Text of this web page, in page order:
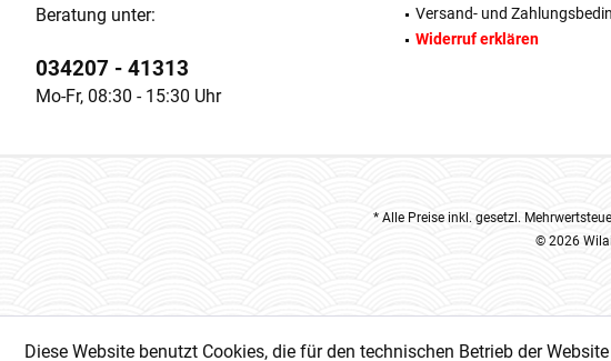
Beratung unter:
034207 - 41313
Mo-Fr, 08:30 - 15:30 Uhr
Versand- und
Widerruf erklären
* Alle Preise inkl. gesetzl.
© 2026
Diese Website benutzt Cookies, die für den technischen Betrieb der